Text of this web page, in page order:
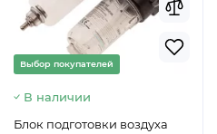
Выбор покупателей
В наличии
Блок подготовки воздуха